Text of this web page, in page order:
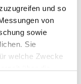
und so
von
sowie
Sie
welche Zwecke